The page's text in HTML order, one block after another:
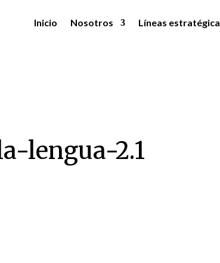
Inicio Nosotros Líneas
lengua-2.1